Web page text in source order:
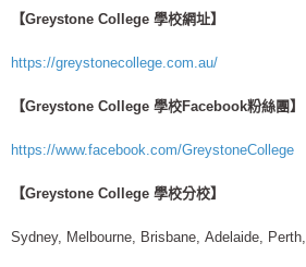
【Greystone College 學校網址】
https://greystonecollege.com.au/
【Greystone College 學校Facebook粉絲團】
https://www.facebook.com/GreystoneCollege
【Greystone College 學校分校】
Sydney, Melbourne, Brisbane, Adelaide, Perth,